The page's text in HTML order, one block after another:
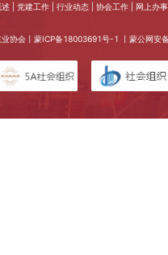
| 党建工作 | 行业动态 | 协会工作 | 网上办
业协会丨蒙ICP备18003691号-1 丨蒙公网安